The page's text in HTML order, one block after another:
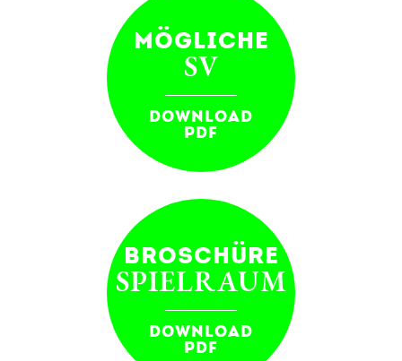
MÖGLICHE
SV
DOWNLOAD
PDF
BROSCHÜRE
SPIELRAUM
DOWNLOAD
PDF